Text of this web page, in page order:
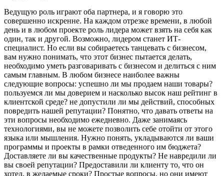
Ведущую роль играют оба партнера, и я говорю это
совершенно искренне. На каждом отрезке времени, в любой
день и в любом проекте роль лидера может взять на себя как
один, так и другой. Возможно, лидером станет ИТ-
специалист. Но если вы собираетесь танцевать с бизнесом,
вам нужно понимать, что этот бизнес пытается делать,
необходимо уметь разговаривать с бизнесом и делиться с ним
самым главным. В любом бизнесе наиболее важны
следующие вопросы: успешно ли мы продаем наши товары?
пользуемся ли мы доверием и насколько высок наш рейтинг в
клиентской среде? не допустили ли мы действий, способных
повредить нашей репутации? Понятно, что давать ответы на
эти вопросы необходимо ежедневно. Даже занимаясь
технологиями, вы не можете позволить себе отойти от этого
языка или мышления. Нужно понять, укладываются ли ваши
программы и проекты в рамки отведенного им бюджета?
Доставляете ли вы качественные продукты? Не навредили ли
вы своей репутации? Предоставили ли клиенту то, что он
хотел, в желаемые сроки? Простые вопросы, но они имеют